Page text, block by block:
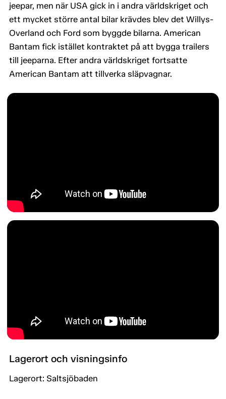
jeepar, men när USA gick in i andra världskriget och
ett mycket större antal bilar krävdes blev det Willys-
Overland och Ford som byggde bilarna. American
Bantam fick istället kontraktet på att bygga trailers
till jeeparna. Efter andra världskriget fortsatte
American Bantam att tillverka släpvagnar.
Lagerort och visningsinfo
Lagerort: Saltsjöbaden